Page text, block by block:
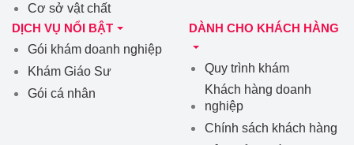
Cơ sở vật chất
DỊCH VỤ NỔI BẬT
Gói khám doanh nghiệp
Khám Giáo Sư
Gói cá nhân
DÀNH CHO KHÁCH HÀNG
Quy trình khám
Khách hàng doanh
nghiệp
Chính sách khách hàng